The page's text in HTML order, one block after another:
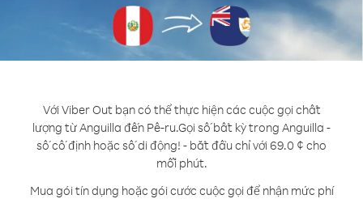
Với Viber Out bạn có thể thực hiện các cuộc gọi chất
lượng từ Anguilla đến Pê-ru.Gọi số bất kỳ trong Anguilla -
số cố định hoặc số di động! - bắt đầu chỉ với 69.0 ¢ cho
mỗi phút.
Mua gói tín dụng hoặc gói cước cuộc gọi để nhận mức phí